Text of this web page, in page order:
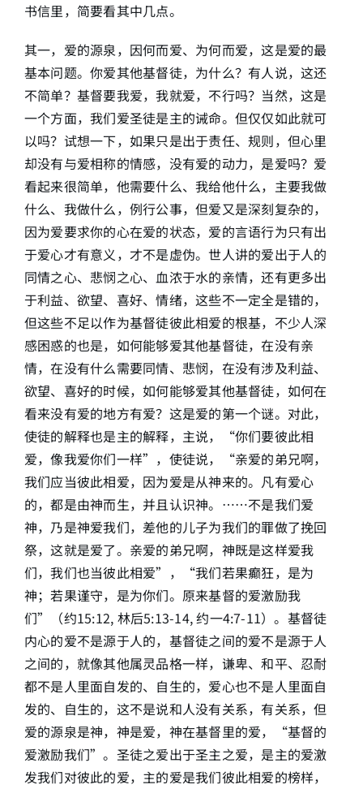
书信里，简要看其中几点。
其一，爱的源泉，因何而爱、为何而爱，这是爱的最
基本问题。你爱其他基督徒，为什么？有人说，这还
不简单？基督要我爱，我就爱，不行吗？当然，这是
一个方面，我们爱圣徒是主的诫命。但仅仅如此就可
以吗？试想一下，如果只是出于责任、规则，但心里
却没有与爱相称的情感，没有爱的动力，是爱吗？爱
看起来很简单，他需要什么、我给他什么，主要我做
什么、我做什么，例行公事，但爱又是深刻复杂的，
因为爱要求你的心在爱的状态，爱的言语行为只有出
于爱心才有意义，才不是虚伪。世人讲的爱出于人的
同情之心、悲悯之心、血浓于水的亲情，还有更多出
于利益、欲望、喜好、情绪，这些不一定全是错的，
但这些不足以作为基督徒彼此相爱的根基，不少人深
感困惑的也是，如何能够爱其他基督徒，在没有亲
情，在没有什么需要同情、悲悯，在没有涉及利益、
欲望、喜好的时候，如何能够爱其他基督徒，如何在
看来没有爱的地方有爱？这是爱的第一个谜。对此，
使徒的解释也是主的解释，主说，“你们要彼此相
爱，像我爱你们一样”，使徒说，“亲爱的弟兄啊，
我们应当彼此相爱，因为爱是从神来的。凡有爱心
的，都是由神而生，并且认识神。……不是我们爱
神，乃是神爱我们，差他的儿子为我们的罪做了挽回
祭，这就是爱了。亲爱的弟兄啊，神既是这样爱我
们，我们也当彼此相爱”，“我们若果癫狂，是为
神；若果谨守，是为你们。原来基督的爱激励我
们”（约15:12, 林后5:13-14, 约一4:7-11）。基督徒
内心的爱不是源于人的，基督徒之间的爱不是源于人
之间的，就像其他属灵品格一样，谦卑、和平、忍耐
都不是人里面自发的、自生的，爱心也不是人里面自
发的、自生的，这不是说和人没有关系，有关系，但
爱的源泉是神，神是爱，神在基督里的爱，“基督的
爱激励我们”。圣徒之爱出于圣主之爱，是主的爱激
发我们对彼此的爱，主的爱是我们彼此相爱的榜样，